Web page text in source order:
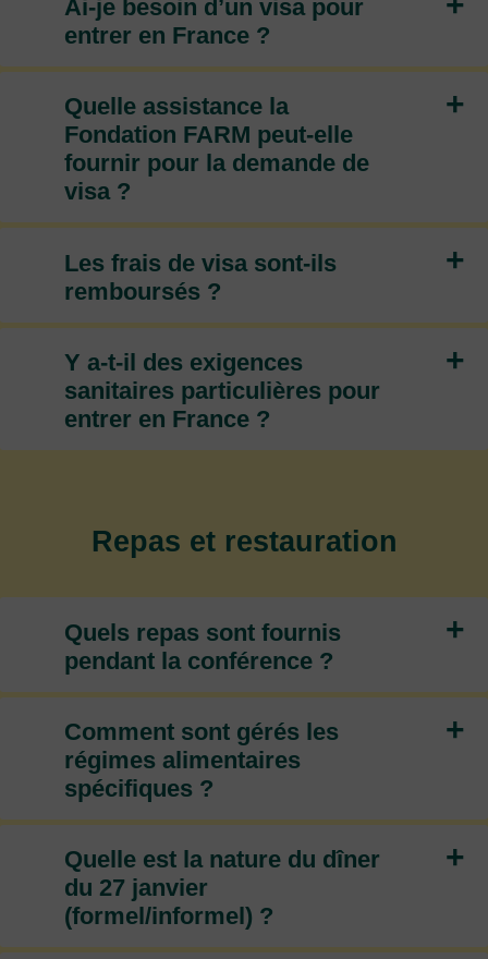
Ai-je besoin d’un visa pour
entrer en France ?
+
Quelle assistance la
Fondation FARM peut-elle
fournir pour la demande de
visa ?
+
Les frais de visa sont-ils
remboursés ?
+
Y a-t-il des exigences
sanitaires particulières pour
entrer en France ?
Repas et restauration
+
Quels repas sont fournis
pendant la conférence ?
+
Comment sont gérés les
régimes alimentaires
spécifiques ?
+
Quelle est la nature du dîner
du 27 janvier
(formel/informel) ?